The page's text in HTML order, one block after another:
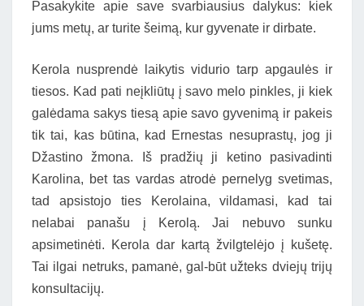
Pasakykite apie save svarbiausius dalykus: kiek
jums metų, ar turite šeimą, kur gyvenate ir dirbate.
Kerola nusprendė laikytis vidurio tarp apgaulės ir
tiesos. Kad pati neįkliūtų į savo melo pinkles, ji kiek
galėdama sakys tiesą apie savo gyvenimą ir pakeis
tik tai, kas būtina, kad Ernestas nesuprastų, jog ji
Džastino žmona. Iš pradžių ji ketino pasivadinti
Karolina, bet tas vardas atrodė pernelyg svetimas,
tad apsistojo ties Kerolaina, vildamasi, kad tai
nelabai panašu į Kerolą. Jai nebuvo sunku
apsimetinėti. Kerola dar kartą žvilgtelėjo į kušetę.
Tai ilgai netruks, pamanė, gal-būt užteks dviejų trijų
konsultacijų.